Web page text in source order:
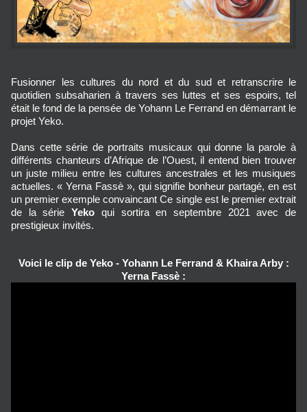
Fusionner les cultures du nord et du sud et retranscrire le
quotidien subsaharien à travers ses luttes et ses espoirs, tel
était le fond de la pensée de Yohann Le Ferrand en démarrant le
projet Yeko.
Dans cette série de portraits musicaux qui donne la parole à
différents chanteurs d’Afrique de l’Ouest, il entend bien trouver
un juste milieu entre les cultures ancestrales et les musiques
actuelles. « Yerna Fassè », qui signifie bonheur partagé, en est
un premier exemple convaincant Ce single est le premier extrait
de la sérieYeko qui sortira en septembre 2021 avec de
prestigieux invités.
Voici le clip de Yeko - Yohann Le Ferrand & Khaira Arby :
Yerna Fassè :